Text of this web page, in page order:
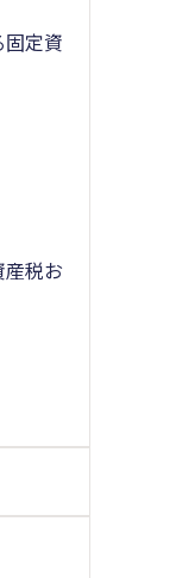
定資
産税お